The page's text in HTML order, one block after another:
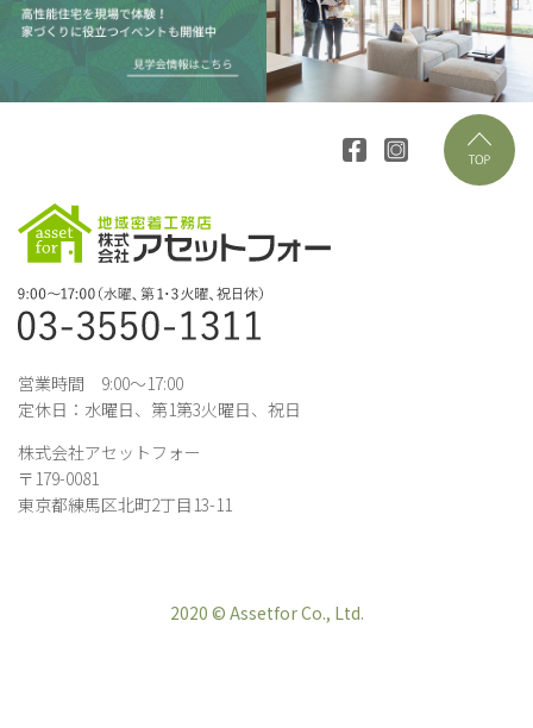
営業時間 9:00～17:00
定休日：水曜日、第1第3火曜日、祝日
株式会社アセットフォー
〒179-0081
東京都練馬区北町2丁目13-11
2020 © Assetfor Co., Ltd.